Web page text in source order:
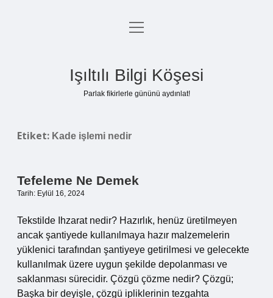
Anasayfa
Yasal Uyarı
menüyü
Işıltılı Bilgi Köşesi
Parlak fikirlerle gününü aydınlat!
Etiket: Kade işlemi nedir
Tefeleme Ne Demek
Tarih: Eylül 16, 2024
Tekstilde Ihzarat nedir? Hazırlık, henüz üretilmeyen
ancak şantiyede kullanılmaya hazır malzemelerin
yüklenici tarafından şantiyeye getirilmesi ve gelecekte
kullanılmak üzere uygun şekilde depolanması ve
saklanması sürecidir. Çözgü çözme nedir? Çözgü;
Başka bir deyişle, çözgü ipliklerinin tezgahta